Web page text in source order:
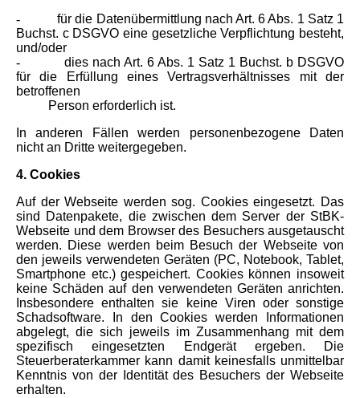
-für die Datenübermittlung nach Art. 6 Abs. 1 Satz 1
Buchst. c DSGVO eine gesetzliche Verpflichtung besteht,
und/oder
- dies nach Art. 6 Abs. 1 Satz 1 Buchst. b DSGVO
für die Erfüllung eines Vertragsverhältnisses mit der
betroffenen
Person erforderlich ist.
In anderen Fällen werden personenbezogene Daten
nicht an Dritte weitergegeben.
4. Cookies
Auf der Webseite werden sog. Cookies eingesetzt. Das
sind Datenpakete, die zwischen dem Server der StBK-
Webseite und dem Browser des Besuchers ausgetauscht
werden. Diese werden beim Besuch der Webseite von
den jeweils verwendeten Geräten (PC, Notebook, Tablet,
Smartphone etc.) gespeichert. Cookies können insoweit
keine Schäden auf den verwendeten Geräten anrichten.
Insbesondere enthalten sie keine Viren oder sonstige
Schadsoftware. In den Cookies werden Informationen
abgelegt, die sich jeweils im Zusammenhang mit dem
spezifisch eingesetzten Endgerät ergeben. Die
Steuerberaterkammer kann damit keinesfalls unmittelbar
Kenntnis von der Identität des Besuchers der Webseite
erhalten.